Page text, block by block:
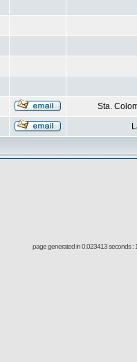
Sta.
page generated in 0.023413 seconds :